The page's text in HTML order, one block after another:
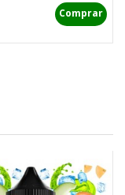
Comprar